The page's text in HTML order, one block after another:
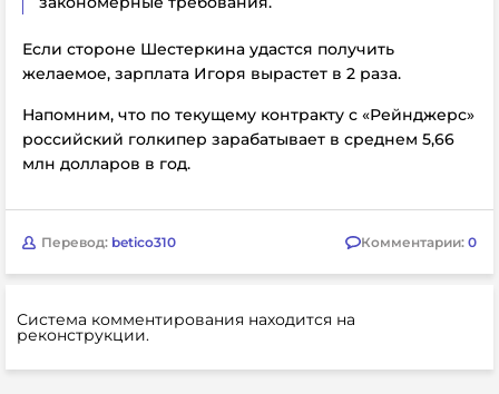
Если стороне Шестеркина удастся получить
желаемое, зарплата Игоря вырастет в 2 раза.
Напомним, что по текущему контракту с «Рейнджерс»
российский голкипер зарабатывает в среднем 5,66
млн долларов в год.
Перевод: betico310 Комментарии: 0
Система комментирования находится на
реконструкции.